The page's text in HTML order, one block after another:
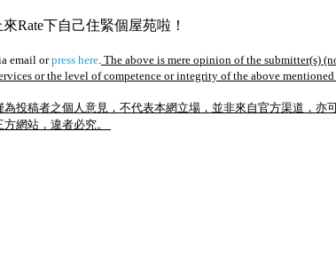
Rate下自己住緊個屋苑啦！
email orpress here. The above is mere opinion of the submitter(s)
or the level of competence or integrity of the above
為投稿者之個人意見，不代表本網立場，並非來自官方渠道，
網站，違者必究。